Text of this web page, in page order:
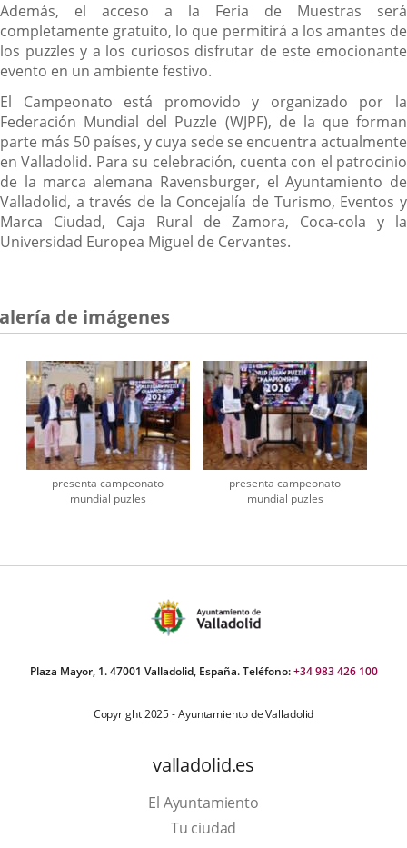
Además, el acceso a la Feria de Muestras será
completamente gratuito, lo que permitirá a los amantes de
los puzzles y a los curiosos disfrutar de este emocionante
evento en un ambiente festivo.
El Campeonato está promovido y organizado por la
Federación Mundial del Puzzle (WJPF), de la que forman
parte más 50 países, y cuya sede se encuentra actualmente
en Valladolid. Para su celebración, cuenta con el patrocinio
de la marca alemana Ravensburger, el Ayuntamiento de
Valladolid, a través de la Concejalía de Turismo, Eventos y
Marca Ciudad, Caja Rural de Zamora, Coca-cola y la
Universidad Europea Miguel de Cervantes.
de imágenes
presenta campeonato
mundial puzles
presenta campeonato
mundial puzles
Plaza Mayor, 1. 47001 Valladolid, España. Teléfono:+34 983 426 100
Copyright 2025 - Ayuntamiento de Valladolid
valladolid.es
El Ayuntamiento
Tu ciudad